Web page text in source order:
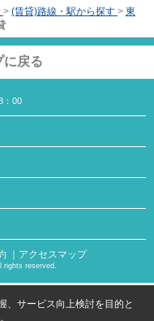
> (賃貸)路線・駅から探す > 東
に戻る
：00
｜アクセスマップ
rights reserved.
、サービス向上検討を目的と